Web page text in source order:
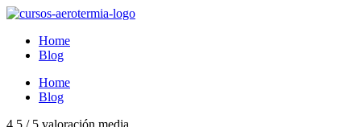
Ir
contenidoHome
Blog
Home
Blog
4.5 / 5 valoración media​